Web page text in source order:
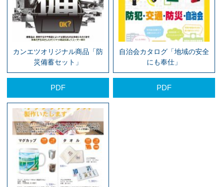
カンエツオリジナル商品「防
災備蓄セット」
PDF
自治会カタログ「地域の安全
にも奉仕」
PDF